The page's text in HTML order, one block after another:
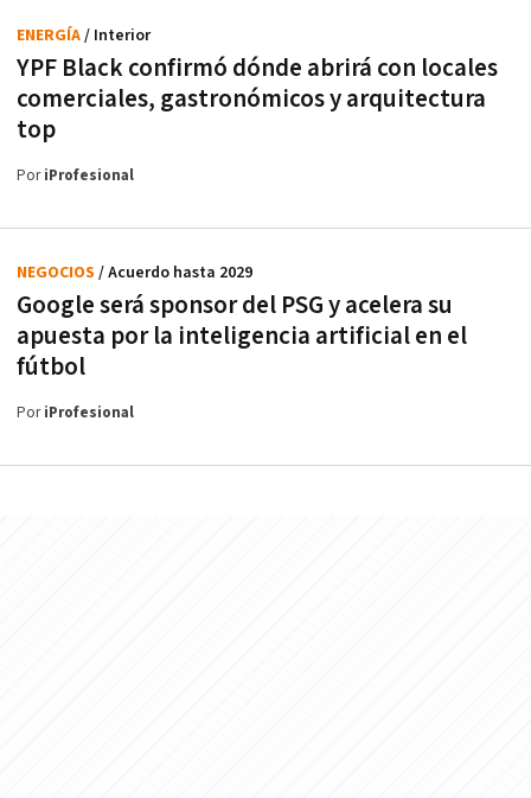
YPF Black confirmó dónde abrirá con locales
comerciales, gastronómicos y arquitectura
top
ENERGÍA/ Interior
PoriProfesional
Google será sponsor del PSG y acelera su
apuesta por la inteligencia artificial en el
fútbol
NEGOCIOS / Acuerdo hasta 2029
PoriProfesional